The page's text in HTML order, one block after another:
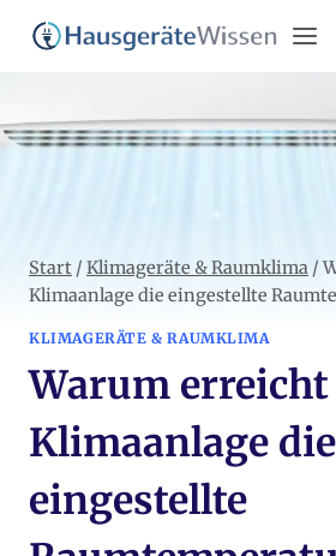
Zum
Inhalt
Start / Klimageräte & Raumklima /
Klimaanlage die eingestellte
KLIMAGERÄTE & RAUMKLIMA
Warum
Klimaanlage die
eingestellte